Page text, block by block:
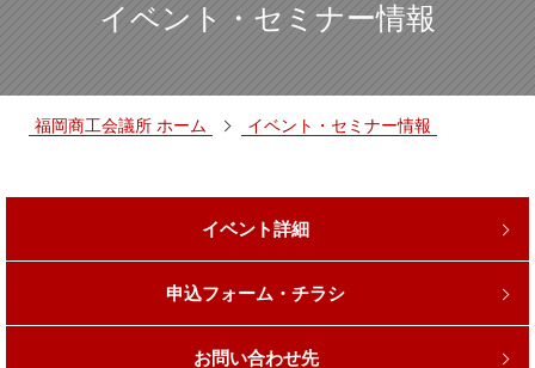
イベント・セミナー情報
福岡商工会議所 ホーム イベント・セミナー情報
イベント詳細
申込フォーム・チラシ
お問い合わせ先